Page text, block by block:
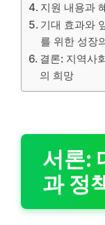
지원 내용과
기대 효과와
를 위한 성장
결론: 지역사
의 희망
서론:
과 정